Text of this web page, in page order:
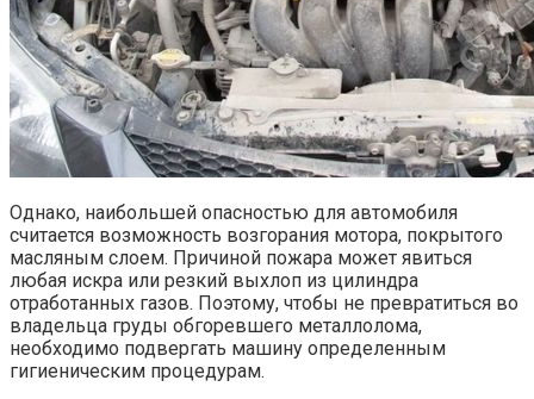
Однако, наибольшей опасностью для автомобиля
считается возможность возгорания мотора, покрытого
масляным слоем. Причиной пожара может явиться
любая искра или резкий выхлоп из цилиндра
отработанных газов. Поэтому, чтобы не превратиться во
владельца груды обгоревшего металлолома,
необходимо подвергать машину определенным
гигиеническим процедурам.